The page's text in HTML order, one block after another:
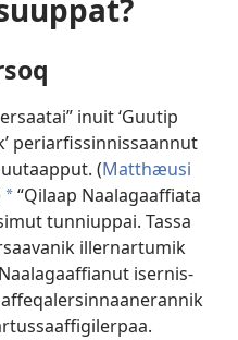
inuit ‘Guutip
periarfis­sin­nis­saan­nut
(Mat­thæusi
a“Qilaap Naalagaaf­fiata
tun­niup­pai. Tas­sa
il­ler­nar­tumik
iser­nis­